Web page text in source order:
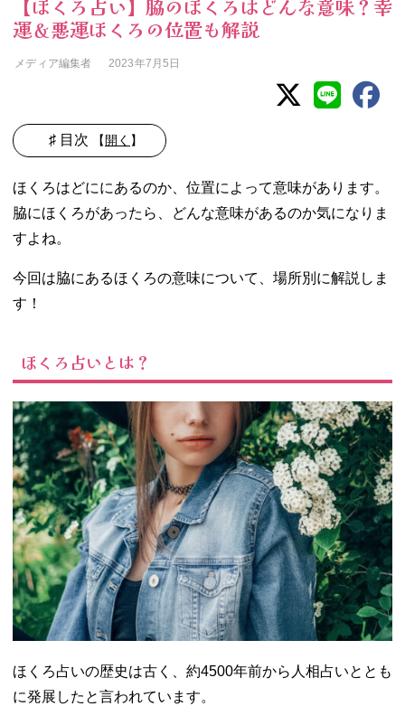
【ほくろ占い】脇のほくろはどんな意味？幸
運＆悪運ほくろの位置も解説
メディア編集者 2023年7月5日
♯ 目次 【開く 】
は？
02. 脇のほくろが
持つ基本的な意
03. 場所・大きさ
るほくろの
意味
− 左脇にあ
るほくろの
意味
− 脇にある
大きなほく
ろの意味
− 脇にある
小さなほく
ろの意味
04. 脇のほくろ以
外にも！幸運な
ほくろの位置4選
− 眉の中に
あるほくろ
− あご（中
ほくろはどににあるのか、位置によって意味があります。
脇にほくろがあったら、どんな意味があるのか気になりま
すよね。
今回は脇にあるほくろの意味について、場所別に解説しま
す！
ほくろ占いとは？
ほくろ占いの歴史は古く、約4500年前から人相占いととも
に発展したと言われています。